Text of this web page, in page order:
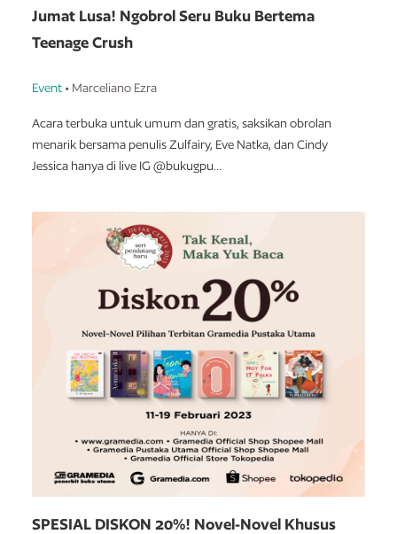
Jumat Lusa! Ngobrol Seru Buku Bertema
Teenage Crush
Event • Marceliano Ezra
Acara terbuka untuk umum dan gratis, saksikan obrolan
menarik bersama penulis Zulfairy, Eve Natka, dan Cindy
Jessica hanya di live IG @bukugpu
Pukul 19.00 - 20.00 WIB
SPESIAL DISKON 20%! Novel-Novel Khusus